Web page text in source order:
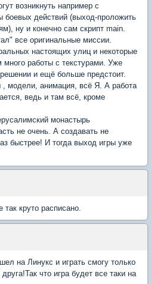
возникнуть например с
боевых действий (выход-проложить
ну и конечно сам скрипт main.
все оригинальные миссии.
настоящих улиц и некоторые
работы с текстурами. Уже
и ещё больше предстоит.
, модели, анимация, всё Я. А работа
ведь и там всё, кроме
монастырь
не очень. А создавать не
быстрее! И тогда выход игры уже
так круто расписано.
на Линукс и играть смогу только
что игра будет все таки на